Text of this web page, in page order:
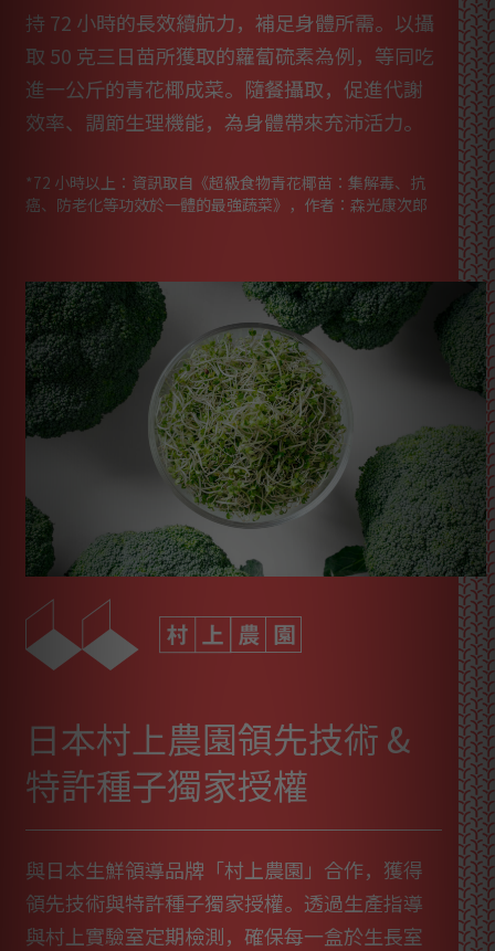
持 72 小時的長效續航力，補足身體所需。以攝
取 50 克三日苗所獲取的蘿蔔硫素為例，等同吃
進一公斤的青花椰成菜。隨餐攝取，促進代謝
效率、調節生理機能，為身體帶來充沛活力。
*72 小時以上：資訊取自《超級食物青花椰苗：集解毒、抗
癌、防老化等功效於一體的最強蔬菜》，作者：森光康次郎
日本村上農園領先技術 &
特許種子獨家授權
與日本生鮮領導品牌「村上農園」合作，獲得
領先技術與特許種子獨家授權。透過生產指導
與村上實驗室定期檢測，確保每一盒於生長室